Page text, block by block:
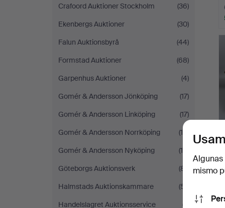
Crafoord Auktioner Stockholm
(36)
Ekenbergs Auktioner
(30)
Falun Auktionsbyrå
(44)
Formstad Auktioner
(68)
Garpenhus Auktioner
(4)
Gomér & Andersson Jönköping
(17)
Gomér & Andersson Linköping
(17)
Gomér & Andersson Norrköping
(10)
Gomér & Andersson Nyköping
(16)
Göteborgs Auktionsverk
(81)
Halmstads Auktionskammare
(51)
Handelslagret Auktionsservice
(7)
Algunas
mismo